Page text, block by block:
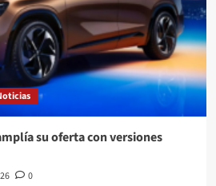
su oferta con versiones
0